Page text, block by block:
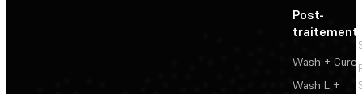
Post-
traitement
Wash + Cure
Wash L +